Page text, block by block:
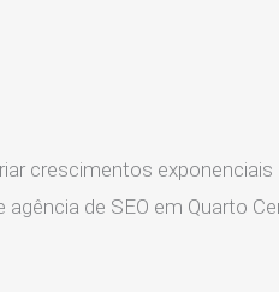
crescimentos exponenciais
de SEO em Quarto